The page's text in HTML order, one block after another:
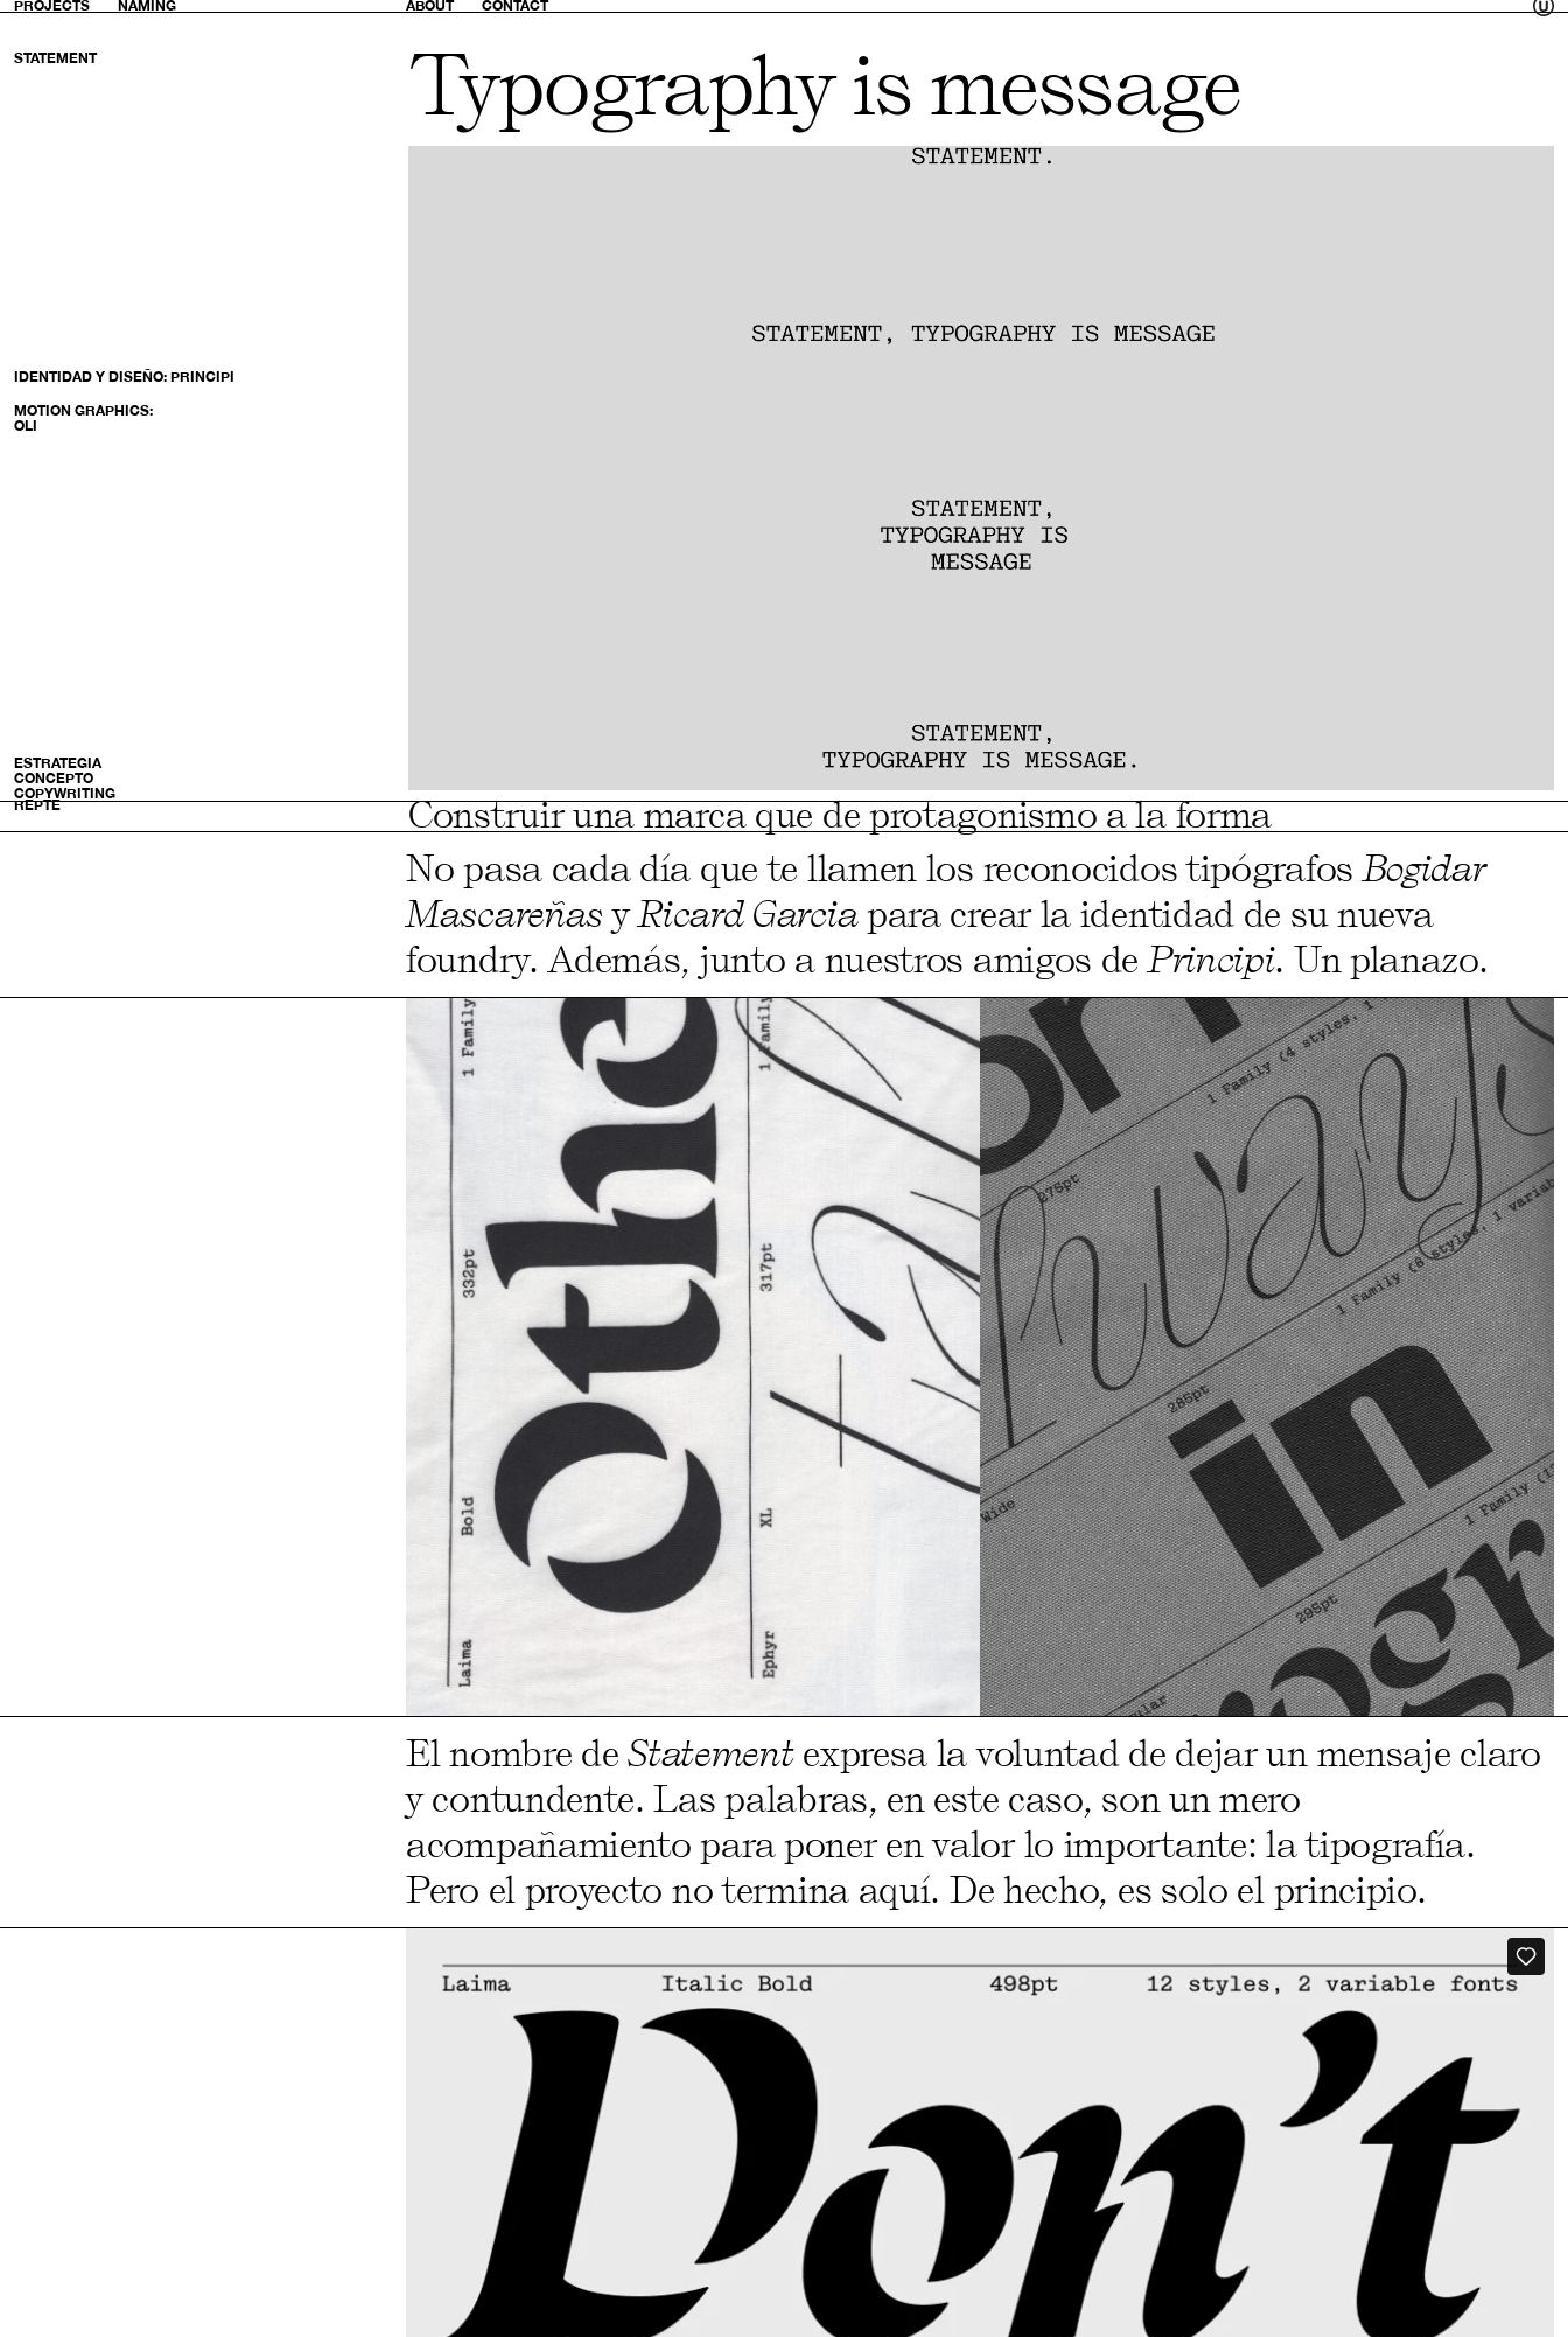
Usted.
PROJECTS NAMING ABOUT CONTACT
STATEMENT
IDENTIDAD Y DISEÑO: PRINCIPI
MOTION GRAPHICS:
OLI
ESTRATEGIA
CONCEPTO
COPYWRITING
Typography is message
REPTE
Construir una marca que de protagonismo a la forma
No pasa cada día que te llamen los reconocidos tipógrafosBogidar
Mascareñas yRicard Garciapara crear la identidad de su nueva
foundry. Además, junto a nuestros amigos dePrincipi. Un planazo.
El nombre deStatementexpresa la voluntad de dejar un mensaje claro
y contundente. Las palabras, en este caso, son un mero
acompañamiento para poner en valor lo importante: la tipografía.
Pero el proyecto no termina aquí. De hecho, es solo el principio.